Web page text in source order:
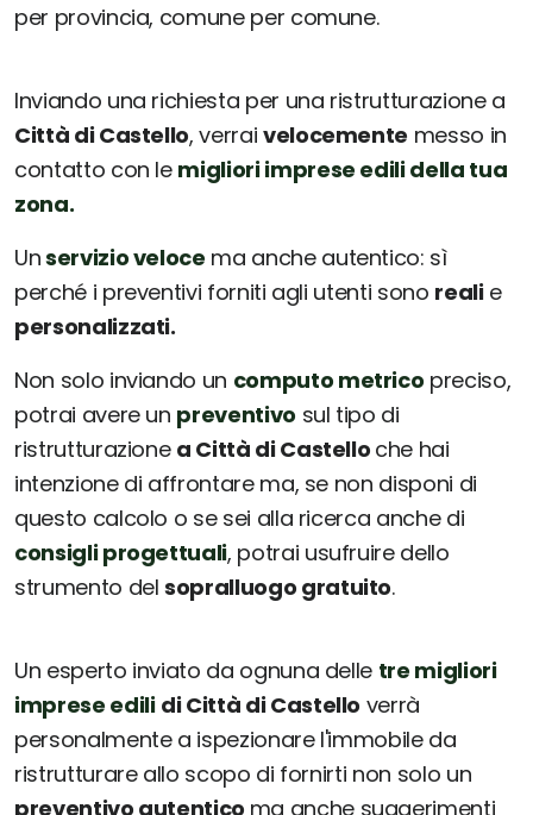
per provincia, comune per comune.
Inviando una richiesta per una ristrutturazione a
Città di Castello, verrai velocemente messo in
contatto con le migliori imprese edili della tua
zona.
Unservizio veloce ma anche autentico: sì
perché i preventivi forniti agli utenti sono realie
personalizzati.
Non solo inviando un computo metrico preciso,
potrai avere un preventivo sul tipo di
ristrutturazione a Città di Castello che hai
intenzione di affrontare ma, se non disponi di
questo calcolo o se sei alla ricerca anche di
consigli progettuali, potrai usufruire dello
strumento delsopralluogo gratuito.
Un esperto inviato da ognuna delle tre migliori
imprese edili di Città di Castello verrà
personalmente a ispezionare l'immobile da
ristrutturare allo scopo di fornirti non solo un
preventivo autentico ma anche suggerimenti